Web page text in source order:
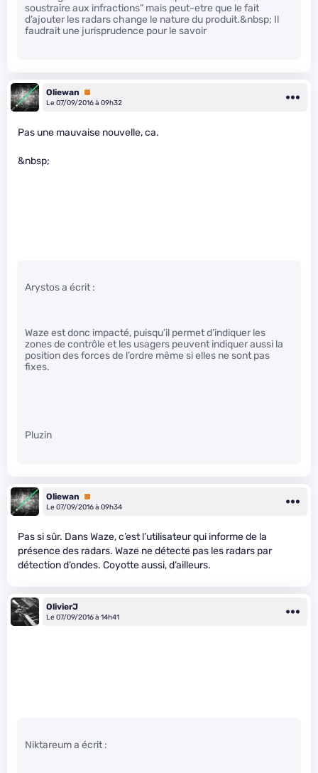
soustraire aux infractions” mais peut-etre que le fait
d’ajouter les radars change le nature du produit.&nbsp; Il
faudrait une jurisprudence pour le savoir
Oliewan
Premium
Le 07/09/2016 à 09h32
Pas une mauvaise nouvelle, ca.
&nbsp;
Arystos a écrit :
Waze est donc impacté, puisqu’il permet d’indiquer les
zones de contrôle et les usagers peuvent indiquer aussi la
position des forces de l’ordre même si elles ne sont pas
fixes.
Pluzin
Oliewan
Premium
Le 07/09/2016 à 09h34
Pas si sûr. Dans Waze, c’est l’utilisateur qui informe de la
présence des radars. Waze ne détecte pas les radars par
détection d’ondes. Coyotte aussi, d’ailleurs.
OlivierJ
Le 07/09/2016 à 14h41
Niktareum a écrit :